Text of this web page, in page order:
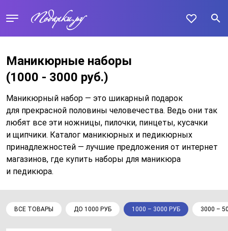
Маникюрные наборы
(1000 - 3000 руб.)
Маникюрный набор — это шикарный подарок
для прекрасной половины человечества. Ведь они так
любят все эти ножницы, пилочки, пинцеты, кусачки
и щипчики. Каталог маникюрных и педикюрных
принадлежностей — лучшие предложения от интернет
магазинов, где купить наборы для маникюра
и педикюра.
ВСЕ ТОВАРЫ ДО 1000 РУБ 1000 – 3000 РУБ 3000 –